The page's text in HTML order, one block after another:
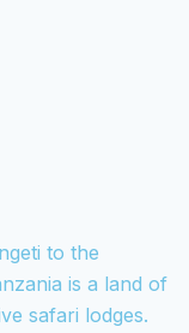
to the
is a land of
safari lodges.